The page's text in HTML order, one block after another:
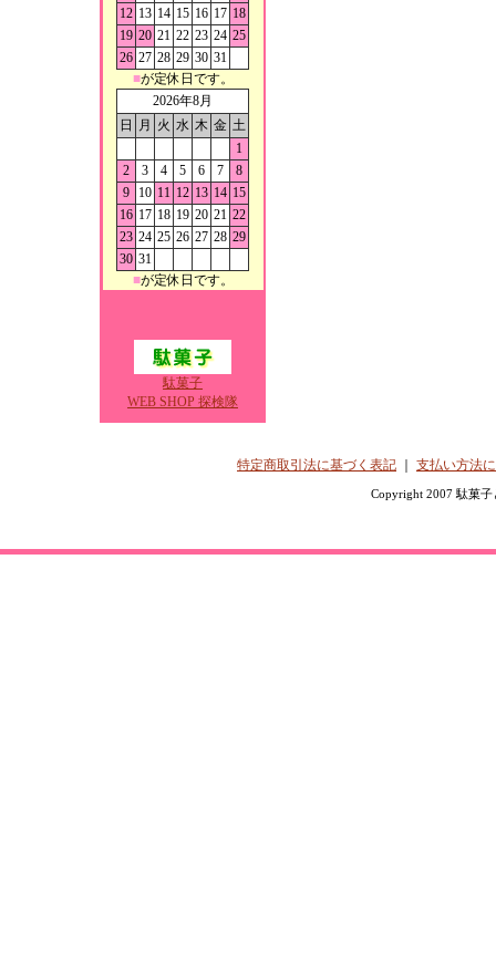
12 13 14 15 16 17 18
19 20 21 22 23 24 25
26 27 28 29 30 31
■が定休日です。
2026年8月
日
月 火 水 木 金 土
1
2
3 4 5 6 7
8
9
10 11 12 13 14 15
16 17 18 19 20 21 22
23 24 25 26 27 28 29
30 31
■が定休日です。
駄菓子
WEB SHOP 探検隊
特定商取引法に基づく表記 支払い方法
Copyright 2007 駄菓